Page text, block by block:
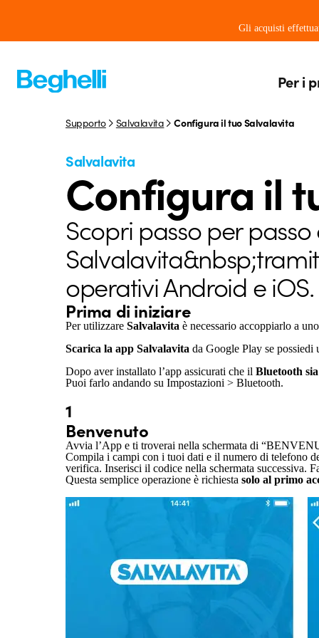
Gli acquisti
Per i
Supporto Salvalavita Configura il tuo Salvalavita
Salvalavita
Configura il
Scopri passo per
operativi Android e iOS.
Prima di iniziare
Per utilizzare Salvalavita è necessario accoppiarlo a
Scarica la app Salvalavita da Google Play se
Dopo aver installato l’app assicurati che il Bluetooth
Puoi farlo andando su Impostazioni > Bluetooth.
1
Benvenuto
Avvia l’App e ti troverai nella schermata di
Compila i campi con i tuoi dati e il numero di telefono
verifica. Inserisci il codice nella schermata successiva.
Questa semplice operazione è richiesta solo al primo